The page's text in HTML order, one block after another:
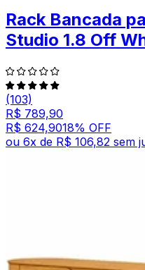
Rack Bancada
Studio 1.8 Off
(103)
R$ 789,90
R$ 624,9018% OFF
ou 6x de R$ 106,82 sem